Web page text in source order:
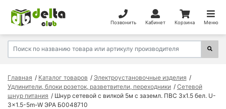
Позвонить Кабинет Корзина Меню
Главная Каталог товаров
Электроустановочные изделия
Удлинители, блоки розеток, разветвители, переходники
Сетевой
шнур питания
Шнур сетевой с вилкой 5м с заземл. ПВС 3х1.5 бел. U-
3x1.5-5m-W ЭРА Б0048710